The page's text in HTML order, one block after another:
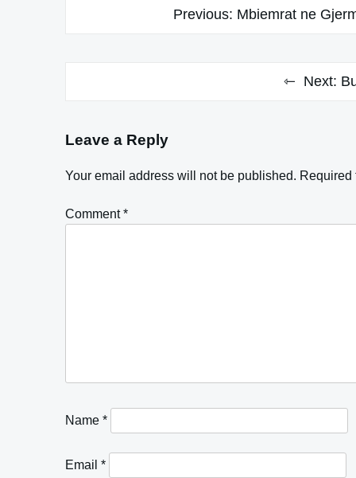
Previous: Mbiemrat ne
Next:
Leave a Reply
Your email address will not be published.
Comment*
Name *
Email *